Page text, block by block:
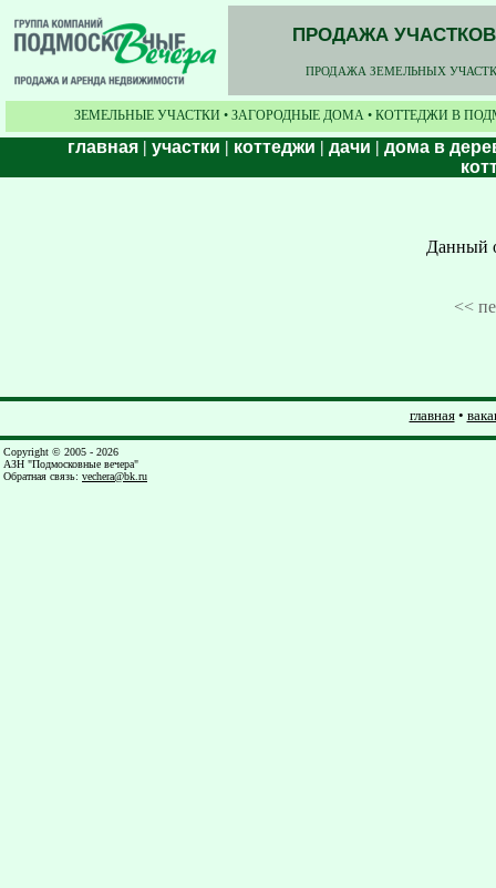
ПРОДАЖА
ПРОДАЖА ЗЕМЕЛЬНЫХ
ЗЕМЕЛЬНЫЕ УЧАСТКИ • ЗАГОРОДНЫЕ ДОМА • КОТТЕДЖИ В
главная | участки | коттеджи | дачи | дома в
Данный
<<
главная•
Copyright © 2005 - 2026
АЗН "Подмосковные вечера"
Обратная связь: vechera@bk.ru